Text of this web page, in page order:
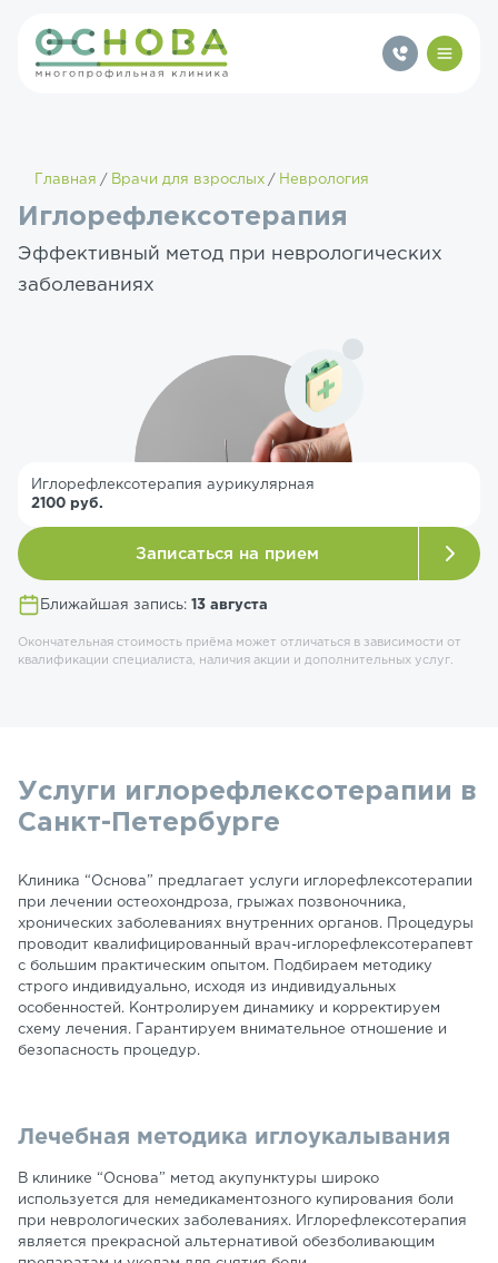
Главная Врачи для взрослых Неврология
Иглорефлексотерапия
Эффективный метод при неврологических
заболеваниях
Ближайшая запись: 13 августа
Иглорефлексотерапия аурикулярная
2100 руб.
Записаться на прием
Окончательная стоимость приёма может отличаться в зависимости от
квалификации специалиста, наличия акции и дополнительных услуг.
Услуги иглорефлексотерапии в
Санкт-Петербурге
Клиника “Основа” предлагает услуги иглорефлексотерапии
при лечении остеохондроза, грыжах позвоночника,
хронических заболеваниях внутренних органов. Процедуры
проводит квалифицированный врач-иглорефлексотерапевт
с большим практическим опытом. Подбираем методику
строго индивидуально, исходя из индивидуальных
особенностей. Контролируем динамику и корректируем
схему лечения. Гарантируем внимательное отношение и
безопасность процедур.
Лечебная методика иглоукалывания
В клинике “Основа” метод акупунктуры широко
используется для немедикаментозного купирования боли
при неврологических заболеваниях. Иглорефлексотерапия
является прекрасной альтернативой обезболивающим